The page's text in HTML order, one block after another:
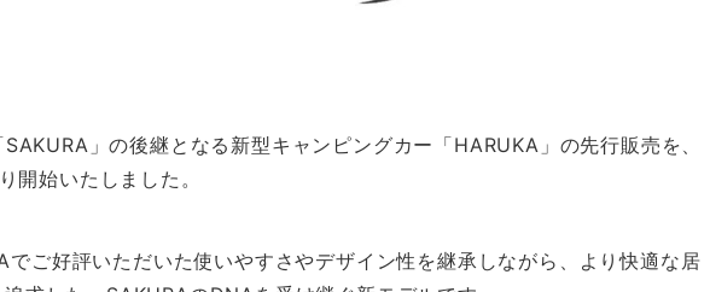
」の後継となる新型キャンピングカー「HARUKA」の先行販売を、
開始いたしました。
でご好評いただいた使いやすさやデザイン性を継承しながら、より快適な居